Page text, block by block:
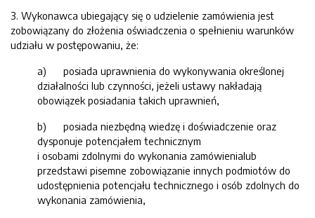
3. Wykonawca ubiegający się o udzielenie zamówienia jest
zobowiązany do złożenia oświadczenia o spełnieniu warunków
udziału w postępowaniu, że:
a) posiada uprawnienia do wykonywania określonej
działalności lub czynności, jeżeli ustawy nakładają
obowiązek posiadania takich uprawnień,
b) posiada niezbędną wiedzę i doświadczenie oraz
dysponuje potencjałem technicznym
i osobami zdolnymi do wykonania zamówienialub
przedstawi pisemne zobowiązanie innych podmiotów do
udostępnienia potencjału technicznego i osób zdolnych do
wykonania zamówienia,